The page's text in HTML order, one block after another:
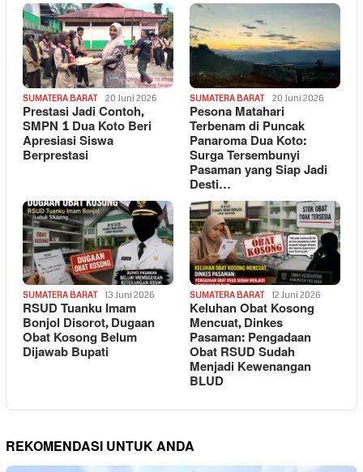
SUMATERA BARAT 20 Juni 2026
Prestasi Jadi Contoh,
SMPN 1 Dua Koto Beri
Apresiasi Siswa
Berprestasi
SUMATERA BARAT 20 Juni 2026
Pesona Matahari
Terbenam di Puncak
Panaroma Dua Koto:
Surga Tersembunyi
Pasaman yang Siap Jadi
Desti…
SUMATERA BARAT 13 Juni 2026
RSUD Tuanku Imam
Bonjol Disorot, Dugaan
Obat Kosong Belum
Dijawab Bupati
SUMATERA BARAT 12 Juni 2026
Keluhan Obat Kosong
Mencuat, Dinkes
Pasaman: Pengadaan
Obat RSUD Sudah
Menjadi Kewenangan
BLUD
REKOMENDASI UNTUK ANDA